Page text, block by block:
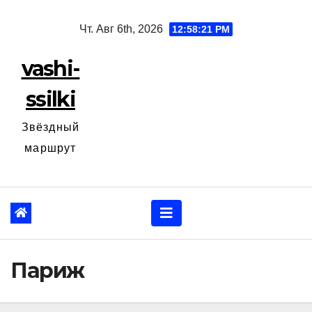
Чт. Авг 6th, 2026 12:58:22 PM
vashi-
ssilki
Звёздный
маршрут
Париж